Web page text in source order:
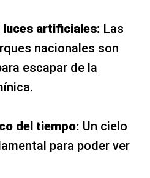
luces artificiales: Las
nacionales son
escapar de la
del tiempo: Un cielo
para poder ver